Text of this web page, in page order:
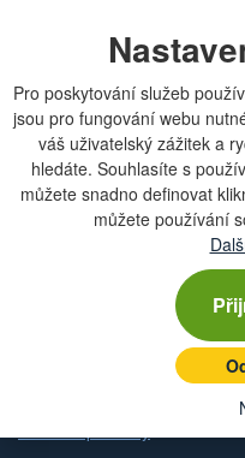
Pro poskytování služeb
jsou pro fungování webu
váš uživatelský zážitek a
hledáte. Souhlasíte s
můžete snadno definovat
můžete používání
Zobrazit
Rychlá navigace
Zásady ochrany osobních
Odstoupení od kupní smlouvy